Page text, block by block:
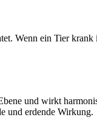
Wenn ein Tier
und wirkt
und erdende Wirkung.